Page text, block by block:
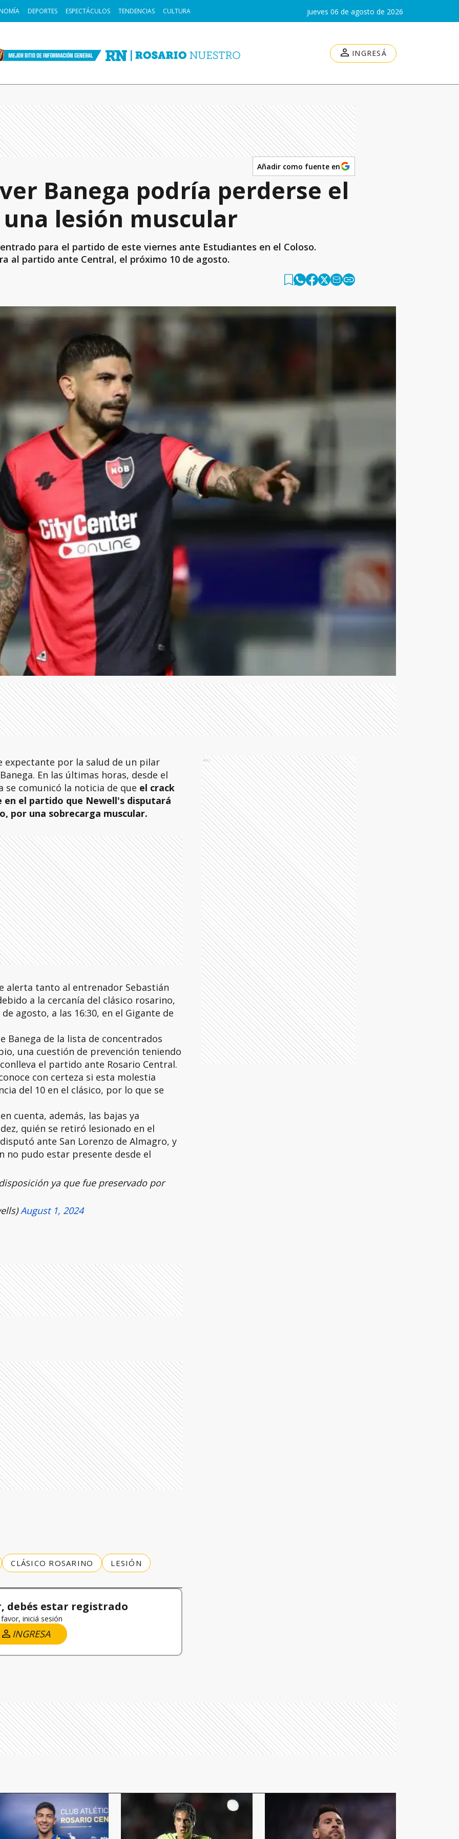
DEPORTES ESPECTÁCULOS TENDENCIAS CULTURA jueves 06 de agosto de 2026
INGRESÁ
Añadir como fuente en
Banega podría perderse el
lesión muscular
para el partido de este viernes ante Estudiantes en el Coloso.
al partido ante Central, el próximo 10 de agosto.
expectante por la salud de un pilar
En las últimas horas, desde el
se comunicó la noticia de que el crack
el partido que Newell's disputará
por una sobrecarga muscular.
alerta tanto al entrenador Sebastián
a la cercanía del clásico rosarino,
agosto, a las 16:30, en el Gigante de
Banega de la lista de concentrados
una cuestión de prevención teniendo
el partido ante Rosario Central.
con certeza si esta molestia
del 10 en el clásico, por lo que se
cuenta, además, las bajas ya
quién se retiró lesionado en el
ante San Lorenzo de Almagro, y
no pudo estar presente desde el
ya que fue preservado por
August 1, 2024
CLÁSICO ROSARINO LESIÓN
debés estar registrado
iniciá sesión
INGRESA
Ads